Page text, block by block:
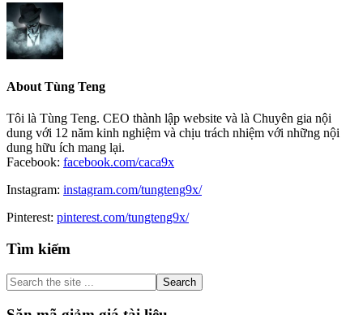
About Tùng Teng
Tôi là Tùng Teng. CEO thành lập website và là Chuyên gia nội
dung với 12 năm kinh nghiệm và chịu trách nhiệm với những nội
dung hữu ích mang lại.
Facebook: facebook.com/caca9x
Instagram: instagram.com/tungteng9x/
Pinterest: pinterest.com/tungteng9x/
Primary
Sidebar
Tìm kiếm
Search
the
site